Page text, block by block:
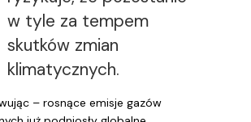
w tyle za tempem
skutków zmian
klimatycznych.
– rosnące emisje gazów